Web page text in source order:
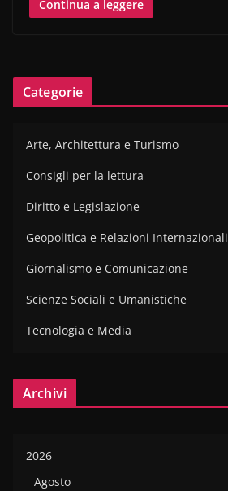
Continua a leggere
Categorie
Arte, Architettura e Turismo
Consigli per la lettura
Diritto e Legislazione
Geopolitica e Relazioni Internazionali
Giornalismo e Comunicazione
Scienze Sociali e Umanistiche
Tecnologia e Media
Archivi
2026
Agosto